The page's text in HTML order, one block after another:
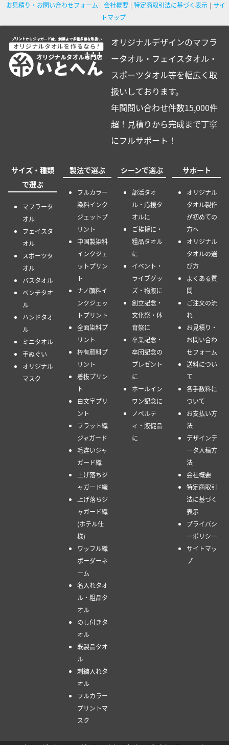
お見積り・お問い合わせフォーム 会社概要 特定商取引法に基づく表示
サイ
トマップ
オリジナルデザインのマフラ
ータオル・フェイスタオル・
スポーツタオル等を幅広く取
扱いしております。
年間問い合わせ件数15,000件
超！見積りから完成まで丁寧
にフルサポート！
サイズ・種類
で選ぶ
マフラータ
オル
フェイスタ
オル
スポーツタ
オル
バスタオル
ベンチタオ
ル
ハンドタオ
ル
ミニタオル
手ぬぐい
オリジナル
マスク
製法で選ぶ
フルカラー
染料インク
ジェットプ
リント
中国製染料
インクジェ
ットプリン
ト
ナノ顔料イ
ンクジェッ
トプリント
全面染料プ
リント
枠有顔料プ
リント
着抜プリン
ト
白文字プリ
ント
フラット織
ジャガード
毛違いジャ
ガード織
上げ落ちジ
ャガード織
上げ落ちジ
ャガード織
(ホテル仕
様)
ワッフル織
ボーダーネ
ーム
名入れタオ
ル・粗品タ
オル
のし付きタ
オル
既製品タオ
ル
刺繍入れタ
オル
フルカラー
プリントマ
スク
シーンで選ぶ
部活タオ
ル・応援タ
オルに
ご挨拶に・
粗品タオル
に
イベント・
ライブグッ
ズ・物販に
創立記念・
文化祭・体
育祭に
卒業記念・
卒団記念の
プレゼント
に
ホールイン
ワン記念に
ノベルテ
ィ・販促品
に
サポート
オリジナル
タオル製作
が初めての
方へ
オリジナル
タオルの選
び方
よくある質
問
ご注文の流
れ
お見積り・
お問い合わ
せフォーム
送料につい
て
各手数料に
ついて
お支払い方
法
デザインデ
ータ入稿方
法
会社概要
特定商取引
法に基づく
表示
プライバシ
ーポリシー
サイトマッ
プ